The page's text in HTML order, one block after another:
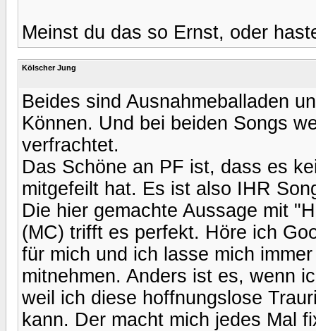
Meinst du das so Ernst, oder
Kölscher Jung
Beides sind Ausnahmeballaden
Können. Und bei beiden Songs
verfrachtet.
Das Schöne an PF ist, dass es
mitgefeilt hat. Es ist also IHR
Die hier gemachte Aussage mit
(MC) trifft es perfekt. Höre ich
für mich und ich lasse mich
mitnehmen. Anders ist es, wenn
weil ich diese hoffnungslose
kann. Der macht mich jedes Mal